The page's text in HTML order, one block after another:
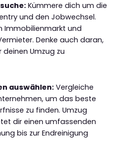
Kümmere dich um die
und den Jobwechsel.
Immobilienmarkt und
Denke auch daran,
Umzug zu
auswählen: Vergleiche
um das beste
zu finden. Umzug
dir einen umfassenden
bis zur Endreinigung